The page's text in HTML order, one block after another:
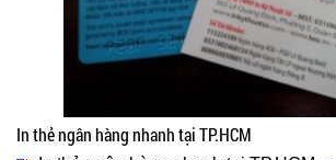
In thẻ ngân hàng nhanh tại TP.HCM